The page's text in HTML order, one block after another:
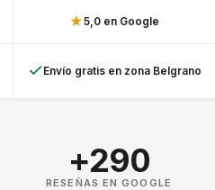
★5,0 en Google
Envío gratis en zona Belgrano
+290
RESEÑAS EN GOOGLE